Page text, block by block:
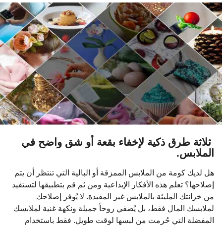
و
ا
ت
م
ن
ذ
ثلاثة طرق ذكية لإخفاء بقعة أو شق واضح في
الملابس.
هل لديك كومة من الملابس الممزقة أو البالية التي تنتظر أن يتم
إصلاحها؟ تعلم هذه الأفكار الإبداعية ومن ثم قم بتطبيقها لتستفيد
من خزانتك المليئة بالملابس غير المفيدة. لا يُوفر إصلاحك
لملابسك المال فقط، بل يُضفي روحاً جميلة ونكهة غنية لملابسك
المفضلة التي حُرمت من لبسها لوقت طويل. فقط باستخدام